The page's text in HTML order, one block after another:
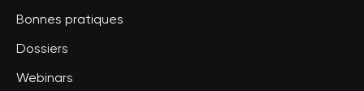
Bonnes pratiques
Dossiers
Webinars